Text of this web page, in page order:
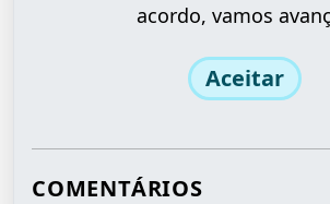
acordo, vamos
Aceitar
COMENTÁRIOS